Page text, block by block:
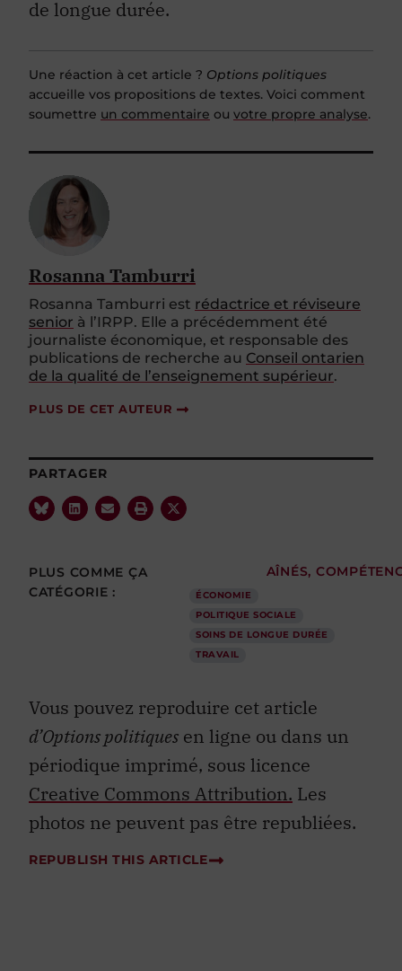
de longue durée.
Une réaction à cet article ? Options politiques
accueille vos propositions de textes. Voici comment
soumettre un commentaire ou votre propre analyse.
Rosanna Tamburri
Rosanna Tamburri est rédactrice et réviseure
senior à l’IRPP. Elle a précédemment été
journaliste économique, et responsable des
publications de recherche au Conseil ontarien
de la qualité de l’enseignement supérieur.
PLUS DE CET AUTEUR
PARTAGER
PLUS COMME ÇA AÎNÉS,
CATÉGORIE :
ÉCONOMIE
POLITIQUE SOCIALE
SOINS DE LONGUE DURÉE
TRAVAIL
Vous pouvez reproduire cet article
d’Options politiques en ligne ou dans un
périodique imprimé, sous licence
Creative Commons Attribution. Les
photos ne peuvent pas être republiées.
REPUBLISH THIS ARTICLE